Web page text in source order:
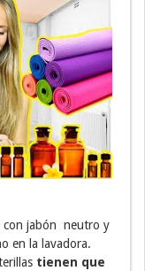
con jabón neutro y
en la lavadora.
tienen que